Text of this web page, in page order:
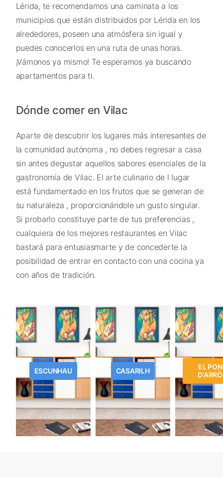
Lérida, te recomendamos una caminata a los
municipios que están distribuidos por Lérida en los
alrededores, poseen una atmósfera sin igual y
puedes conocerlos en una ruta de unas horas.
¡Vámonos ya mismo! Te esperamos ya buscando
apartamentos para ti.
Dónde comer en Vilac
Aparte de descubrir los lugares más interesantes de
la comunidad autónoma , no debes regresar a casa
sin antes degustar aquellos sabores esenciales de la
gastronomía de Vilac. El arte culinario de l lugar
está fundamentado en los frutos que se generan de
su naturaleza , proporcionándole un gusto singular.
Si probarlo constituye parte de tus preferencias ,
cualquiera de los mejores restaurantes en Vilac
bastará para entusiasmarte y de concederte la
posibilidad de entrar en contacto con una cocina ya
con años de tradición.
ESCUNHAU CASARILH
EL